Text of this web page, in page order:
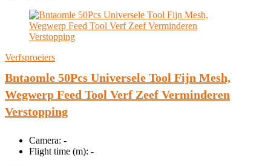
Verfsproeiers
Bntaomle 50Pcs Universele Tool Fijn Mesh,
Wegwerp Feed Tool Verf Zeef Verminderen
Verstopping
Camera: -
Flight time (m): -